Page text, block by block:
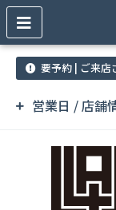
営業日 / 店舗
要予約 | ご来店